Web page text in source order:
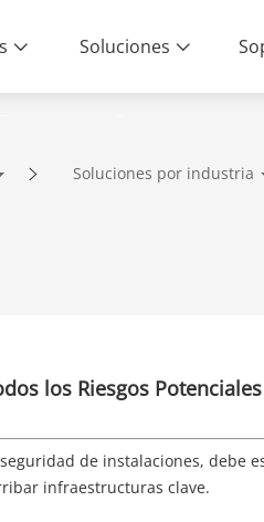
Soluciones
Soluciones por industria
los Riesgos Potenciales
de instalaciones, debe
infraestructuras clave.